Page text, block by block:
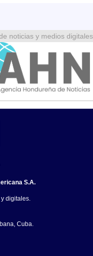
noticias y medios digitales
S.A.
digitales.
Cuba.